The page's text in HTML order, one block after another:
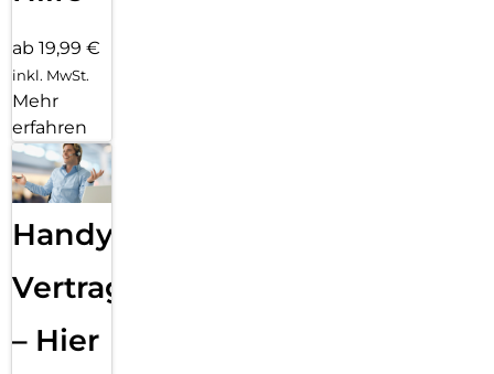
ab 19,99 €
inkl. MwSt.
Mehr
erfahren
Handy
Vertragsabwicklung
– Hier